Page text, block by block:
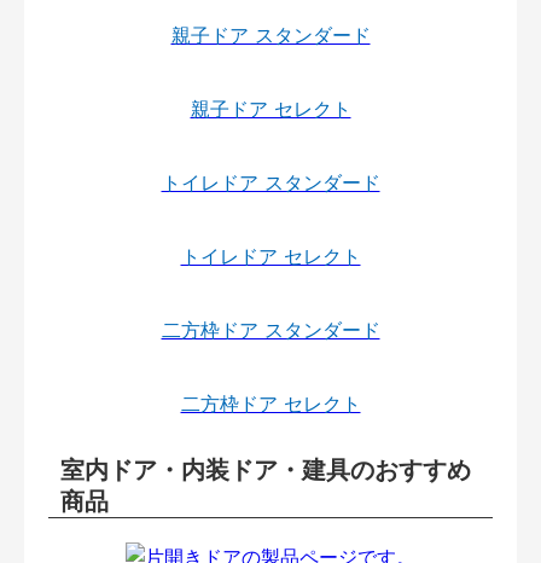
親子ドア スタンダード
親子ドア セレクト
トイレドア スタンダード
トイレドア セレクト
二方枠ドア スタンダード
二方枠ドア セレクト
室内ドア・内装ドア・建具のおすすめ
商品